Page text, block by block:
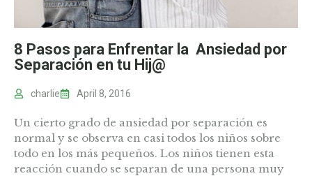
8 Pasos para Enfrentar la Ansiedad por
Separación en tu Hij@
charlie April 8, 2016
Un cierto grado de ansiedad por separación es
normal y se observa en casi todos los niños sobre
todo en los más pequeños. Los niños tienen esta
reacción cuando se separan de una persona muy